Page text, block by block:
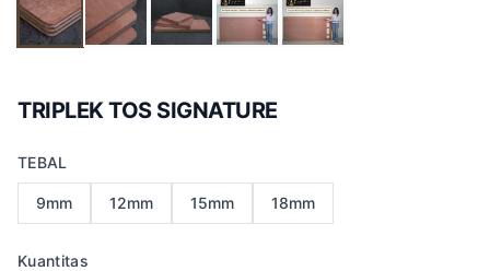
TRIPLEK TOS SIGNATURE
TEBAL
9mm 12mm 15mm 18mm
Kuantitas